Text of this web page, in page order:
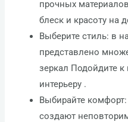
прочных
блеск и красоту на
Выберите стиль: в
представлено
зеркал Подойдите к
интерьеру .
Выбирайте
создают